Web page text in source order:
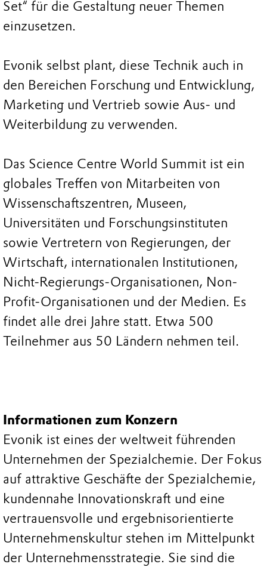
Set“ für die Gestaltung neuer Themen
einzusetzen.
Evonik selbst plant, diese Technik auch in
den Bereichen Forschung und Entwicklung,
Marketing und Vertrieb sowie Aus- und
Weiterbildung zu verwenden.
Das Science Centre World Summit ist ein
globales Treffen von Mitarbeiten von
Wissenschaftszentren, Museen,
Universitäten und Forschungsinstituten
sowie Vertretern von Regierungen, der
Wirtschaft, internationalen Institutionen,
Nicht-Regierungs-Organisationen, Non-
Profit-Organisationen und der Medien. Es
findet alle drei Jahre statt. Etwa 500
Teilnehmer aus 50 Ländern nehmen teil.
Informationen zum Konzern
Evonik ist eines der weltweit führenden
Unternehmen der Spezialchemie. Der Fokus
auf attraktive Geschäfte der Spezialchemie,
kundennahe Innovationskraft und eine
vertrauensvolle und ergebnisorientierte
Unternehmenskultur stehen im Mittelpunkt
der Unternehmensstrategie. Sie sind die